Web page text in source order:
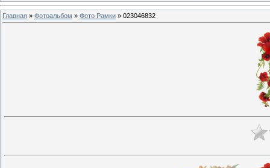
Главная » Фотоальбом » Фото Рамки » 023046832